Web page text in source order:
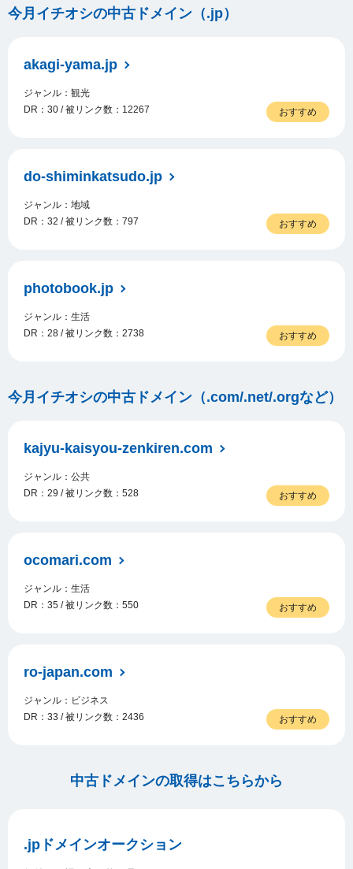
今月イチオシの中古ドメイン（.jp）
akagi-yama.jp
ジャンル：観光
DR：30 / 被リンク数：12267
おすすめ
do-shiminkatsudo.jp
ジャンル：地域
DR：32 / 被リンク数：797
おすすめ
photobook.jp
ジャンル：生活
DR：28 / 被リンク数：2738
おすすめ
今月イチオシの中古ドメイン（.com/.net/.orgなど）
kajyu-kaisyou-zenkiren.com
ジャンル：公共
DR：29 / 被リンク数：528
おすすめ
ocomari.com
ジャンル：生活
DR：35 / 被リンク数：550
おすすめ
ro-japan.com
ジャンル：ビジネス
DR：33 / 被リンク数：2436
おすすめ
中古ドメインの取得はこちらから
.jpドメインオークション